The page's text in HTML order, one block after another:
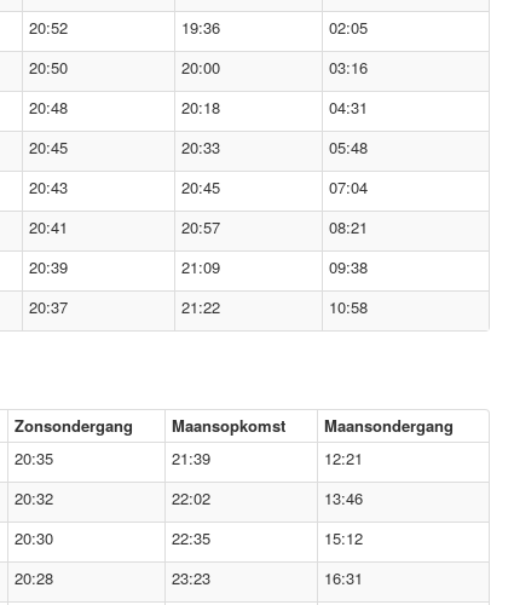
20:52 19:36
02:05
20:50 20:00
03:16
20:48 20:18
04:31
20:45 20:33
05:48
20:43 20:45
07:04
20:41 20:57
08:21
20:39 21:09
09:38
20:37 21:22 10:58
Zonsondergang Maansopkomst
Maansondergang
20:35 21:39
12:21
20:32 22:02
13:46
20:30 22:35
15:12
20:28 23:23 16:31